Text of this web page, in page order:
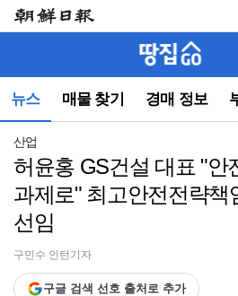
뉴스 매물 찾기 경매 정보
뉴
(컨
산업
허윤홍 GS건설 대표 "안
과제로" 최고안전전략책
선임
구민수 인턴기자
구글 검색 선호 출처로 추가